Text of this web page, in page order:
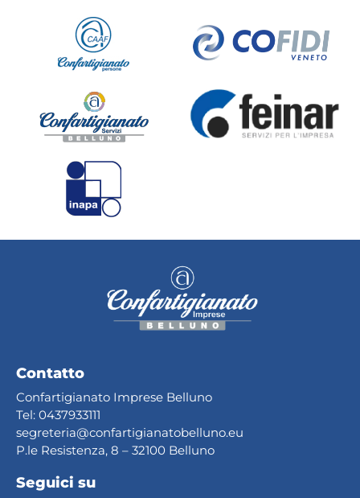
Contatto
Confartigianato Imprese Belluno
Tel: 0437933111
segreteria@confartigianatobelluno.eu
P.le Resistenza, 8 – 32100 Belluno
Seguici su